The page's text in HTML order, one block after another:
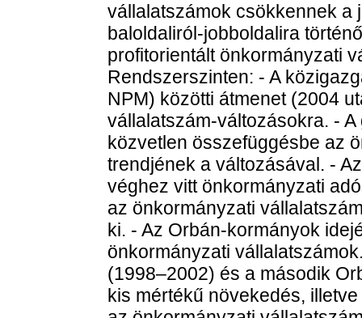
vállalatszámok csökkennek a
baloldaliról-jobboldalira
profitorientált önkormányzati
Rendszerszinten: - A
NPM) közötti átmenet (2004
vállalatszám-változásokra. -
közvetlen összefüggésbe az
trendjének a változásával. -
véghez vitt önkormányzati
az önkormányzati
ki. - Az Orbán-kormányok
önkormányzati
(1998–2002) és a második
kis mértékű növekedés,